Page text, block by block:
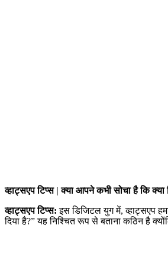
व्हाट्सएप टिप्स | क्या आपने कभी सोचा है कि
व्हाट्सएप टिप्स:इस डिजिटल युग में, व्हाट्सएप
दिया है?” यह निश्चित रूप से बताना कठिन है